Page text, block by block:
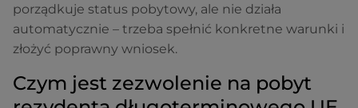
porządkuje status pobytowy, ale nie działa
automatycznie – trzeba spełnić konkretne warunki i
złożyć poprawny wniosek.
Czym jest zezwolenie na pobyt